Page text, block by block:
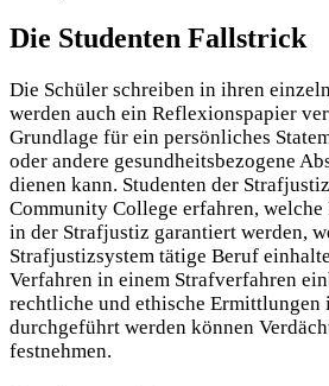
Die Studenten Fallstrick
Die Schüler schreiben in ihren
werden auch ein Reflexionspapier
Grundlage für ein persönliches
oder andere gesundheitsbezogene
dienen kann. Studenten der
Community College erfahren, welche
in der Strafjustiz garantiert werden,
Strafjustizsystem tätige Beruf
Verfahren in einem Strafverfahren
rechtliche und ethische Ermittlungen
durchgeführt werden können
festnehmen.